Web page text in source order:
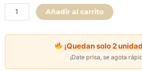
Añadir al carrito
¡Quedan solo 2
¡Date prisa, se agota